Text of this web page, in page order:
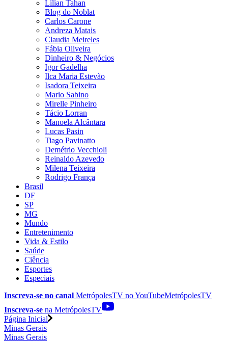
Lilian Tahan
Blog do Noblat
Carlos Carone
Andreza Matais
Claudia Meireles
Fábia Oliveira
Dinheiro & Negócios
Igor Gadelha
Ilca Maria Estevão
Isadora Teixeira
Mario Sabino
Mirelle Pinheiro
Tácio Lorran
Manoela Alcântara
Lucas Pasin
Tiago Pavinatto
Demétrio Vecchioli
Reinaldo Azevedo
Milena Teixeira
Rodrigo França
Brasil
DF
SP
MG
Mundo
Entretenimento
Vida & Estilo
Saúde
Ciência
Esportes
Especiais
Inscreva-se no canal MetrópolesTV noYouTubeMetrópolesTV
Inscreva-se na MetrópolesTV
Página Inicial
Minas Gerais
Minas Gerais